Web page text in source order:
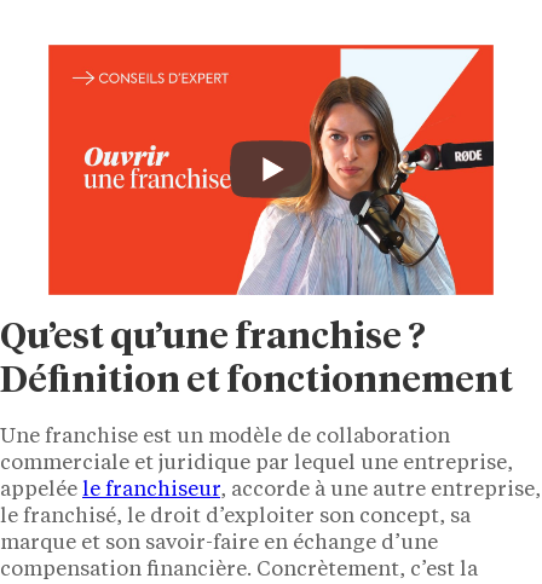
Qu’est qu’une franchise ?
Définition et fonctionnement
Une franchise est un modèle de collaboration
commerciale et juridique par lequel une entreprise,
appelée le franchiseur, accorde à une autre entreprise,
le franchisé, le droit d’exploiter son concept, sa
marque et son savoir-faire en échange d’une
compensation financière. Concrètement, c’est la